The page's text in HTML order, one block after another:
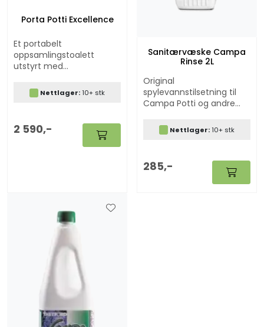
Porta Potti Excellence
Et portabelt
oppsamlingstoalett
utstyrt med
Nettlager:10+ stk
2 590,-
Sanitærvæske Campa
Rinse 2L
Original
spylevannstilsetning til
Campa Potti og andre
Nettlager:10+ stk
285,-